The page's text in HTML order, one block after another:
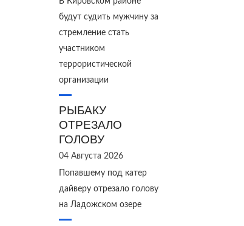
будут судить мужчину за
стремление стать
участником
террористической
организации
РЫБАКУ
ОТРЕЗАЛО
ГОЛОВУ
04 Августа 2026
Попавшему под катер
дайверу отрезало голову
на Ладожском озере